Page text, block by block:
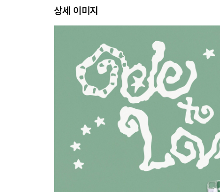
상세 이미지